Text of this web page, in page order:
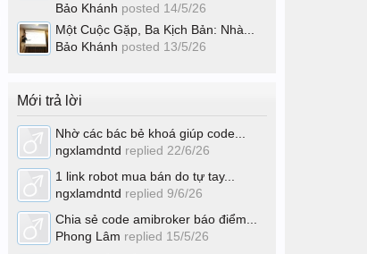
Bảo Khánh posted 14/5/26
Một Cuộc Gặp, Ba Kịch Bản: Nhà...
Bảo Khánh posted 13/5/26
Mới trả lời
Nhờ các bác bẻ khoá giúp code...
ngxlamdntd replied 22/6/26
1 link robot mua bán do tự tay...
ngxlamdntd replied 9/6/26
Chia sẻ code amibroker báo điểm...
Phong Lâm replied 15/5/26